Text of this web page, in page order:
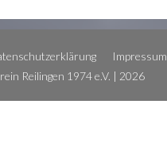
Impressum
Reilingen 1974 e.V. | 2026